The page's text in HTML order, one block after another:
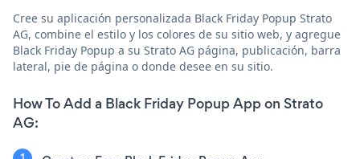
Cree su aplicación personalizada Black Friday Popup Strato
AG, combine el estilo y los colores de su sitio web, y agregue
Black Friday Popup a su Strato AG página, publicación, barra
lateral, pie de página o donde desee en su sitio.
How To Add a Black Friday Popup App on Strato
AG: